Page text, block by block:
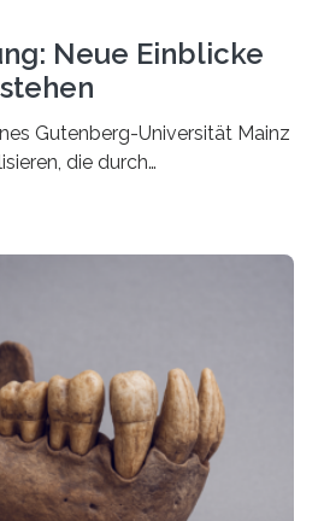
Neue Einblicke
Gutenberg-Universität Mainz
die durch
der Erde darunter? Wo
Gase, die sich durch
oben bahnen? Jun.-Prof. Dr.
an der
Mainz (JGU), und ihr
Oldoinyo Lengai in Tansania
„Wir konnten die Tremore
ihren Ort in…